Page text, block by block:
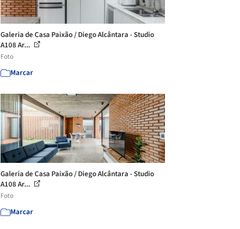
Galeria de Casa Paixão / Diego Alcântara - Studio
A108 Ar...
Foto
Marcar
Galeria de Casa Paixão / Diego Alcântara - Studio
A108 Ar...
Foto
Marcar